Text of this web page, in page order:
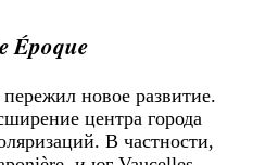
Époque
новое развитие.
центра города
В частности,